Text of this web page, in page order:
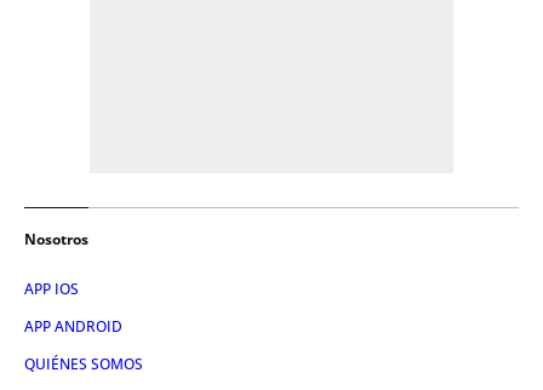
Nosotros
APP IOS
APP ANDROID
QUIÉNES SOMOS